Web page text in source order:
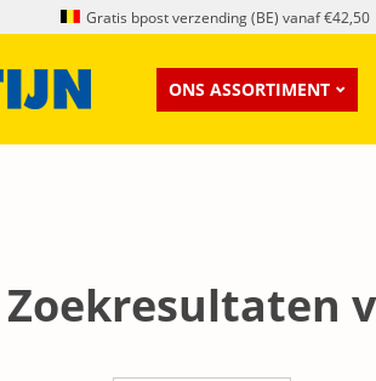
Gratis bpost verzending (BE) vanaf €42,50
ONS ASSORTIMENT
Zoekresultaten